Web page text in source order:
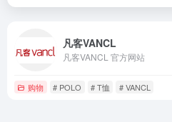
凡客VANCL
凡客VANCL 官方网站
购物 # POLO # T恤 # VANCL